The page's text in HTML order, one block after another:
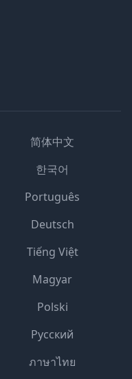
简体中文
한국어
Português
Deutsch
Tiếng Việt
Magyar
Polski
Русский
ภาษาไทย